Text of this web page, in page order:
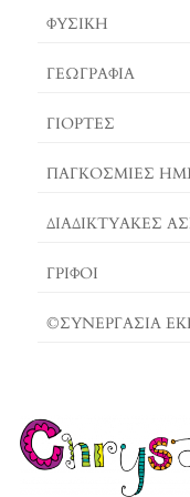
ΦΥΣΙΚΗ
ΓΕΩΓΡΑΦΊΑ
ΓΙΟΡΤΈΣ
ΠΑΓΚΟΣΜΙΕΣ
ΔΙΑΔΙΚΤΥΑΚΈΣ
ΓΡΙΦΟΙ
©ΣΥΝΕΡΓΑΣΙΑ